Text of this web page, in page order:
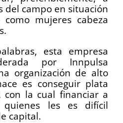
del campo en situación
mujeres cabeza
esta empresa
por Innpulsa
organización de alto
es conseguir plata
con la cual financiar a
quienes les es difícil
capital.